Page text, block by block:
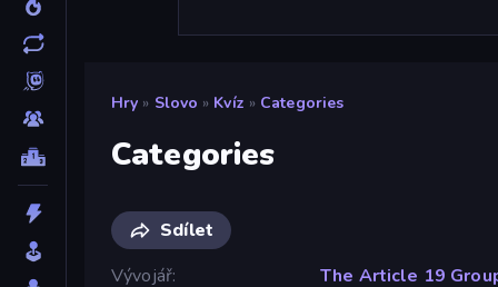
Hry » Slovo » Kvíz » Categories
Categories
Sdílet
Vývojář
The Article 19